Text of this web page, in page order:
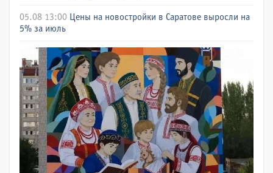
05.08 13:00 Цены на новостройки в Саратове выросли на
5% за июль